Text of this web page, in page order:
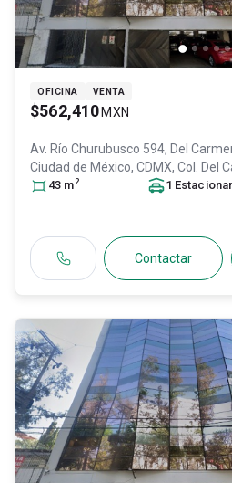
OFICINA VENTA
$562,410 MXN
Av. Río Churubusco 594, Del
Ciudad de México, CDMX, Col. Del
CDMX, México , C.P. 04100, ID:
43 m2 1
Contactar